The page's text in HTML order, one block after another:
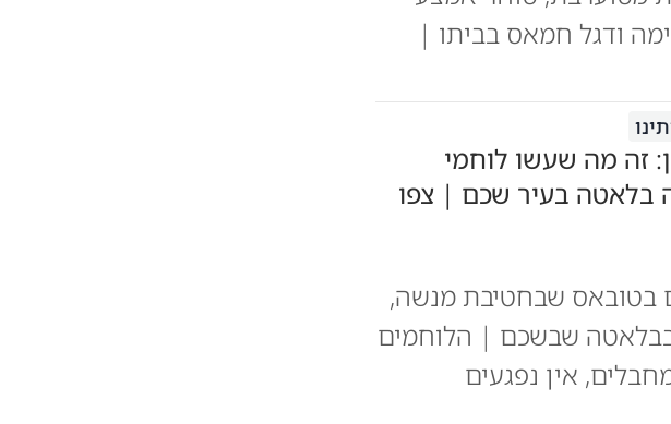
ודגל חמאס בביתו |
זה מה שעשו לוחמי
בלאטה בעיר שכם | צפו
בטובאס שבחטיבת מנשה,
שבשכם | הלוחמים
אין נפגעים